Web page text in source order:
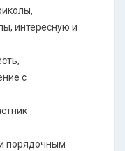
интересную и
с
порядочным